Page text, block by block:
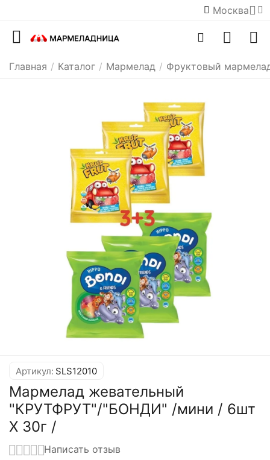
Москва
Главная / Каталог / Мармелад / Фруктовый
Артикул: SLS12010
Мармелад жевательный
"КРУТФРУТ"/"БОНДИ" /мини / 6шт
Х 30г /
Написать отзыв